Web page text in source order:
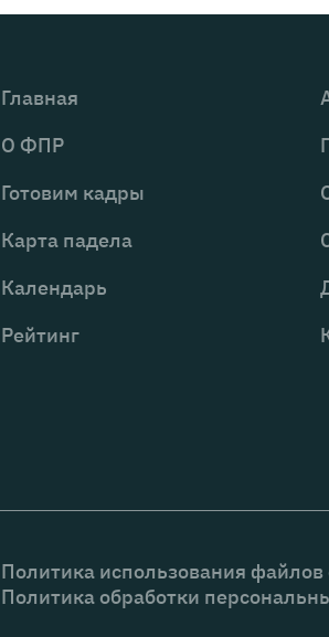
Главная
О ФПР
Готовим кадры
Карта падела
Календарь
Рейтинг
Политика использования файлов
Политика обработки